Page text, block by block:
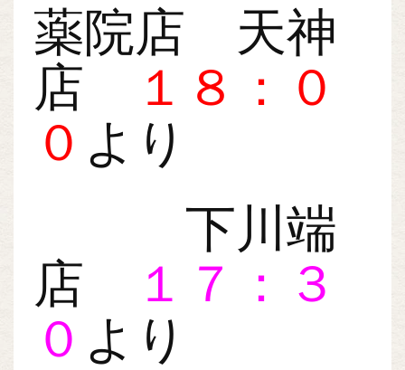
薬院店 天神
店
１８：０
０ より
下川端
店
１７：３
０ より